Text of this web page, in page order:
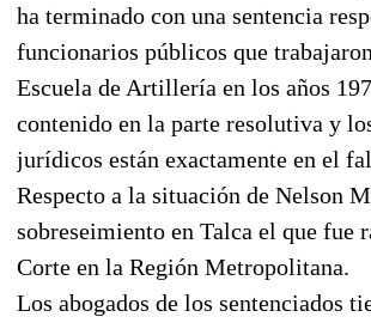
ha terminado con una sentencia
funcionarios públicos que
Escuela de Artillería en los años
contenido en la parte resolutiva y
jurídicos están exactamente en el
Respecto a la situación de Nelson
sobreseimiento en Talca el que fue
Corte en la Región Metropolitana.
Los abogados de los sentenciados